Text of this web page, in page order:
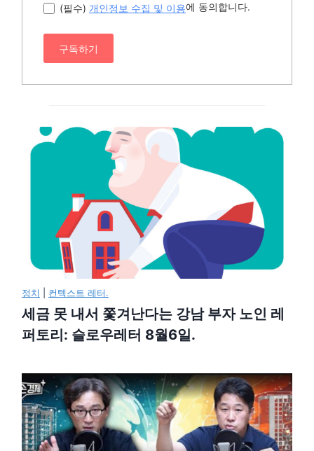
(필수) 개인정보 수집 및 이용에 동의합니다.
구독하기
정치 컨텍스트 레터.
세금 못 내서 쫓겨난다는 강남 부자 노인 레
퍼토리: 슬로우레터 8월6일.